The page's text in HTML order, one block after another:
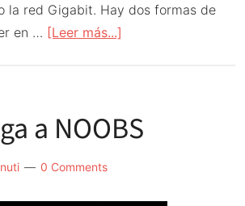
la red Gigabit. Hay dos formas de
en … [Leer más...]
para
a NOOBS
0 Comments